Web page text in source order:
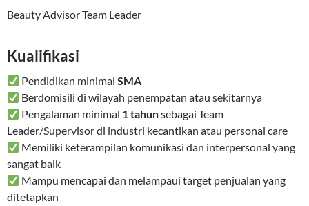
Beauty Advisor Team Leader
Kualifikasi
Pendidikan minimalSMA
Berdomisili di wilayah penempatan atau sekitarnya
Pengalaman minimal 1 tahunsebagai Team
Leader/Supervisor di industri kecantikan atau personal care
Memiliki keterampilan komunikasi dan interpersonal yang
sangat baik
Mampu mencapai dan melampaui target penjualan yang
ditetapkan